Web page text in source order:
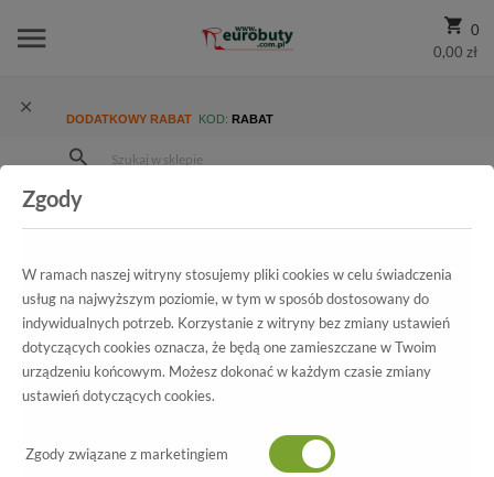
0
0,00 zł
DODATKOWY RABAT KOD: RABAT
Damskie
Baleriny Baleriny Blu...350/1 Złoty P-sat
Wszystkie produkty
Baleriny Blu...350/1 Złoty P-sat
Baleriny Blu...350/1 Złoty P-sat
Zgody
W ramach naszej witryny stosujemy pliki cookies w celu świadczenia
usług na najwyższym poziomie, w tym w sposób dostosowany do
indywidualnych potrzeb. Korzystanie z witryny bez zmiany ustawień
dotyczących cookies oznacza, że będą one zamieszczane w Twoim
urządzeniu końcowym. Możesz dokonać w każdym czasie zmiany
ustawień dotyczących cookies.
Zgody związane z marketingiem